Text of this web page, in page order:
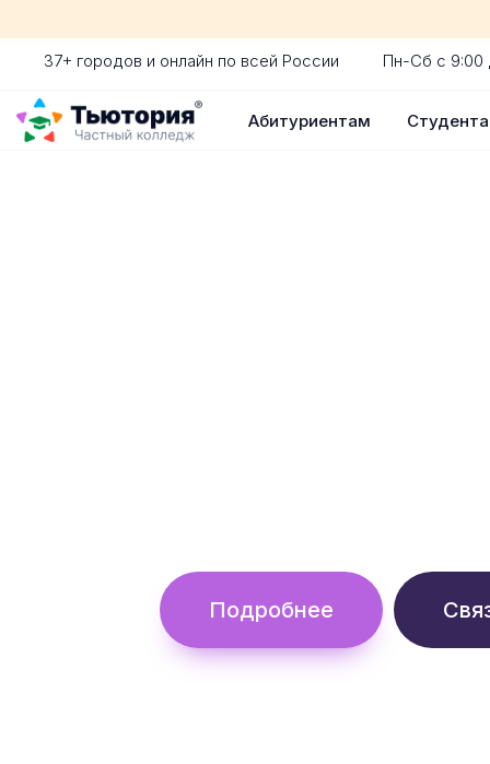
37+ городов и онлайн по всей России Пн-Сб с 9:00
Абитуриентам
Подробнее